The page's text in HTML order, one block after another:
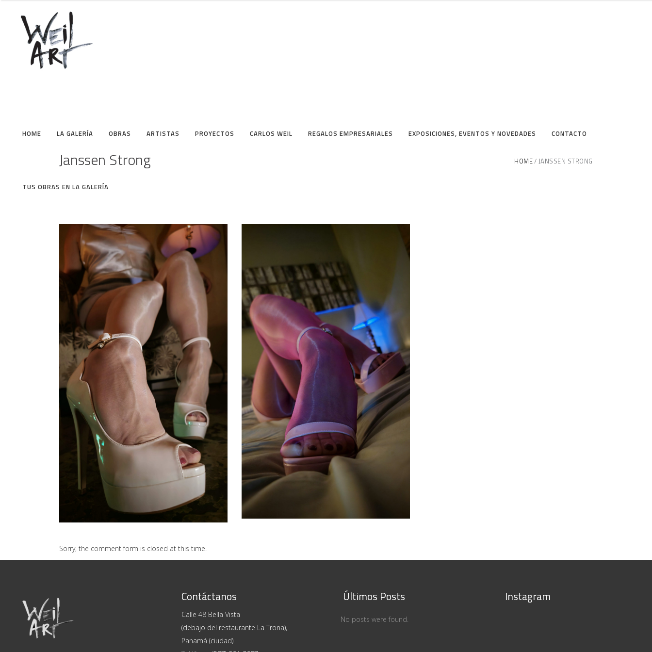
HOME LA GALERÍA OBRAS ARTISTAS PROYECTOS CARLOS WEIL REGALOS EMPRESARIALES EXPOSICIONES, EVENTOS Y NOVEDADES CONTACTO
TUS OBRAS EN LA GALERÍA
Janssen Strong HOME JANSSEN STRONG
S/T – Janssen Strong
ARTE ERÓTICO
S/T – Janssen Strong
ARTE ERÓTICO
Sorry, the comment form is closed at this time.
Contáctanos
Calle 48 Bella Vista
(debajo del restaurante La Trona),
Panamá (ciudad)
Últimos Posts
No posts were found.
Instagram